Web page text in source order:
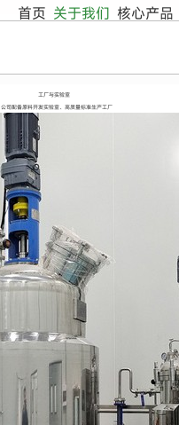
首页 关于我们 核心产品
工厂与实验室
公司配备原料开发实验室、高质量标准生产工厂